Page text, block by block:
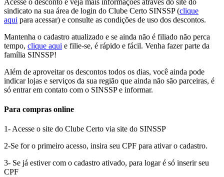
sindicato na sua área de login do Clube Certo SINSSP (clique
aqui para acessar) e consulte as condições de uso dos descontos.
Mantenha o cadastro atualizado e se ainda não é filiado não perca
tempo, clique aqui e filie-se, é rápido e fácil. Venha fazer parte da
família SINSSP!
Além de aproveitar os descontos todos os dias, você ainda pode
indicar lojas e serviços da sua região que ainda não são parceiras, é
só entrar em contato com o SINSSP e informar.
Para compras online
1- Acesse o site do Clube Certo via site do SINSSP
2-Se for o primeiro acesso, insira seu CPF para ativar o cadastro.
3- Se já estiver com o cadastro ativado, para logar é só inserir seu
CPF